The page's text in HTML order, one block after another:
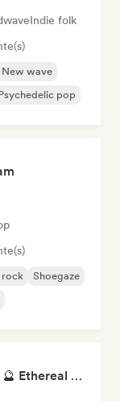
Indie folk
New wave
pop
rock
Shoegaze
Witchy Whispers & Spells 🔮 Ethereal Art Pop & Dream Pop